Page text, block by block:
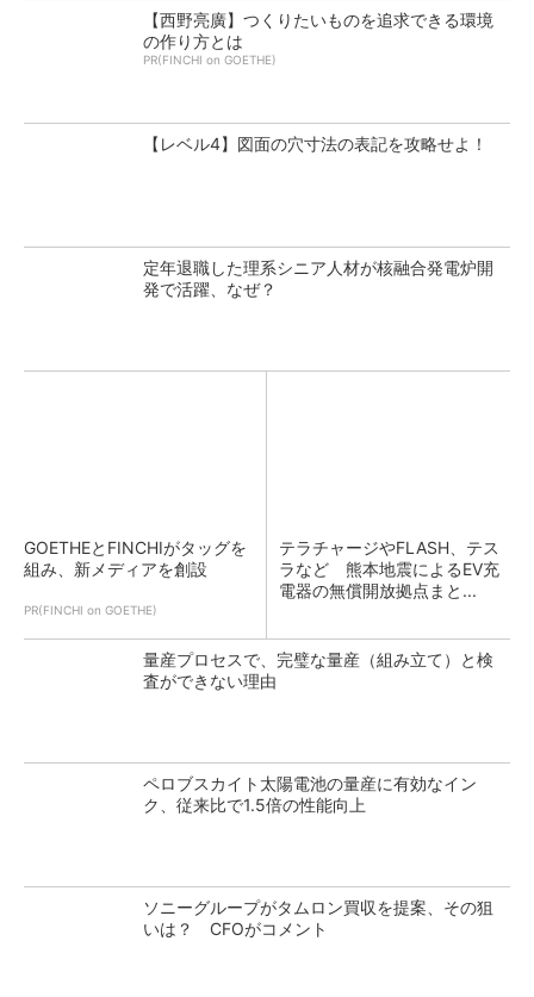
【西野亮廣】つくりたいものを追求できる環境
の作り方とは
PR(FINCHI on GOETHE)
【レベル4】図面の穴寸法の表記を攻略せよ！
定年退職した理系シニア人材が核融合発電炉開
発で活躍、なぜ？
GOETHEとFINCHIがタッグを
組み、新メディアを創設
PR(FINCHI on GOETHE)
テラチャージやFLASH、テス
ラなど 熊本地震によるEV充
電器の無償開放拠点まと...
量産プロセスで、完璧な量産（組み立て）と検
査ができない理由
ペロブスカイト太陽電池の量産に有効なイン
ク、従来比で1.5倍の性能向上
ソニーグループがタムロン買収を提案、その狙
いは？ CFOがコメント